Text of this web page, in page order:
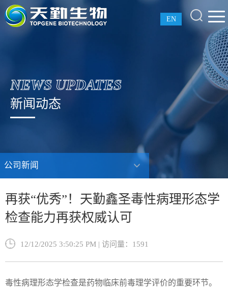
EN
NEWS UPDATES
新闻动态
公司新闻
再获“优秀”！天勤鑫圣毒性病理形态学
检查能力再获权威认可
12/12/2025 3:50:25 PM | 访问量：1591
毒性病理形态学检查是药物临床前毒理学评价的重要环节。